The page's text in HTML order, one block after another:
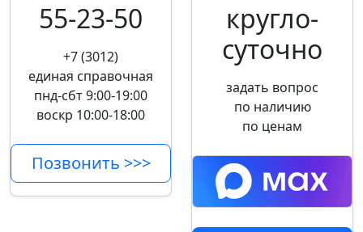
55-23-50
+7 (3012)
единая справочная
пнд-сбт 9:00-19:00
воскр 10:00-18:00
Позвонить >>>
кругло­
суточно
задать вопрос
по наличию
по ценам